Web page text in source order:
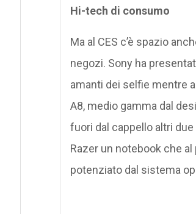
Hi-tech di consumo
Ma al CES c’è spazio
negozi. Sony ha
amanti dei selfie mentre
A8, medio gamma dal
fuori dal cappello altri due
Razer un notebook che
potenziato dal sistema